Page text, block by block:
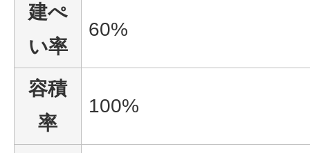
建ぺ
い率
60%
容積
率
100%